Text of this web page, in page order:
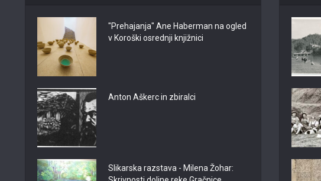
"Prehajanja" Ane Haberman na ogled
v Koroški osrednji knjižnici
Anton Aškerc in zbiralci
Slikarska razstava - Milena Žohar: